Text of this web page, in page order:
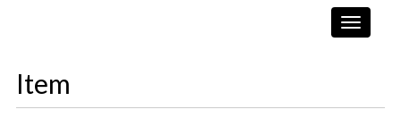
Toggle
Item